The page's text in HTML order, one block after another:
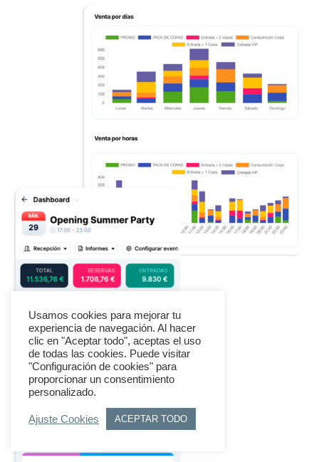
Usamos cookies para mejorar tu
experiencia de navegación. Al hacer
clic en "Aceptar todo", aceptas el uso
de todas las cookies. Puede visitar
"Configuración de cookies" para
proporcionar un consentimiento
personalizado.
Ajuste Cookies ACEPTAR TODO